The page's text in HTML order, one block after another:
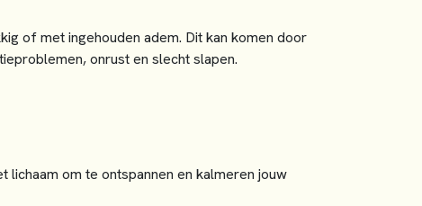
of met ingehouden adem. Dit kan komen door
onrust en slecht slapen.
om te ontspannen en kalmeren jouw